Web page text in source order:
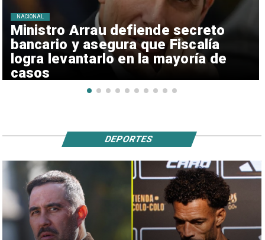
Ministro Arrau defiende secreto
bancario y asegura que Fiscalía
logra levantarlo en la mayoría de
casos
NACIONAL
DEPORTES